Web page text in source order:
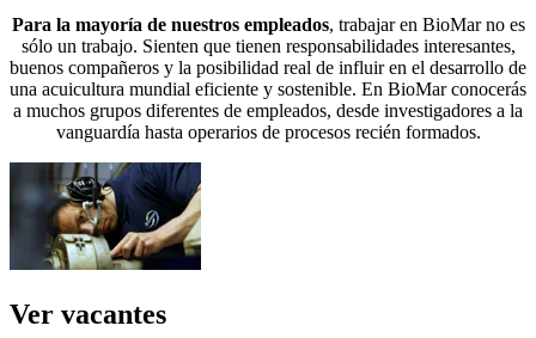
Para la mayoría de nuestros empleados, trabajar en BioMar no es
sólo un trabajo. Sienten que tienen responsabilidades interesantes,
buenos compañeros y la posibilidad real de influir en el desarrollo de
una acuicultura mundial eficiente y sostenible. En BioMar conocerás
a muchos grupos diferentes de empleados, desde investigadores a la
vanguardía hasta operarios de procesos recién formados.
Ver vacantes